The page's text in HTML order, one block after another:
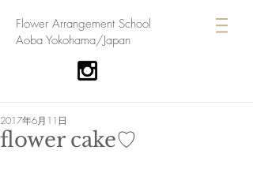
​Flower Arrangement School
Aoba Yokohama/Japan
flower cake♡
2017年6月11日